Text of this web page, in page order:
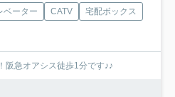
ベーター CATV
宅配ボックス
阪急オアシス徒歩1分です♪♪